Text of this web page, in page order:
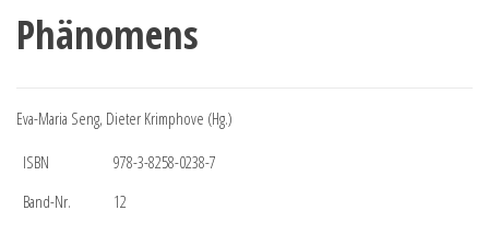
Phänomens
Eva-Maria Seng, Dieter Krimphove (Hg.)
ISBN
978-3-8258-0238-7
Band-Nr.
12